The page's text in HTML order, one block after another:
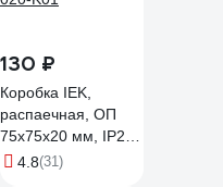
130 ₽
Коробка IEK,
распаечная, ОП
75x75x20 мм, IP20,
КМ41212-01, ИЭК,
4.8(31)